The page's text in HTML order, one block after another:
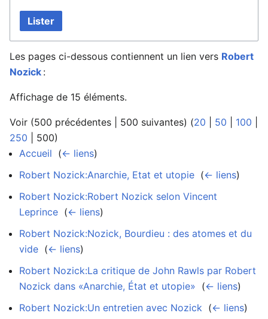
Lister
Les pages ci-dessous contiennent un lien vers Robert
Nozick :
Affichage de 15 éléments.
Voir (500 précédentes 500 suivantes) (20 50 100
250
500)
Accueil (← liens)
Robert Nozick:Anarchie, Etat et utopie (← liens)
Robert Nozick:Robert Nozick selon Vincent
Leprince (← liens)
Robert Nozick:Nozick, Bourdieu : des atomes et du
vide (← liens)
Robert Nozick:La critique de John Rawls par Robert
Nozick dans «Anarchie, État et utopie» (← liens)
Robert Nozick:Un entretien avec Nozick (← liens)